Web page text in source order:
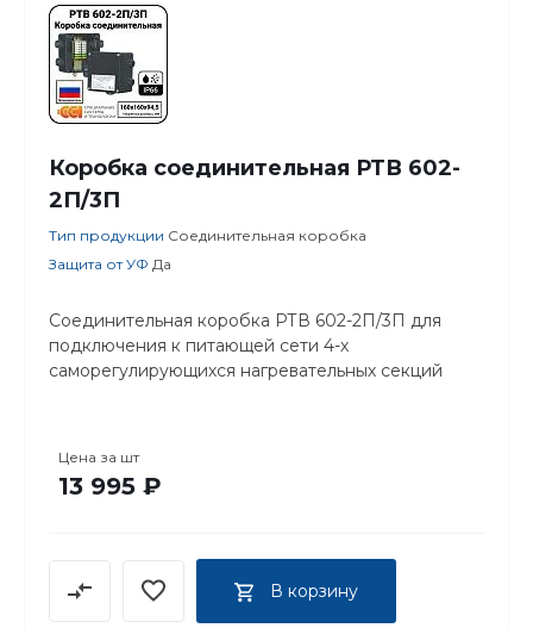
Коробка соединительная РТВ 602-
2П/3П
Тип продукции Соединительная коробка
Защита от УФ Да
Соединительная коробка РТВ 602-2П/3П для
подключения к питающей сети 4-х
саморегулирующихся нагревательных секций
Цена за шт
13 995 ₽
В корзину